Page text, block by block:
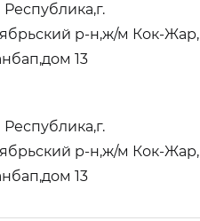
р-н,ж/м Кок-Жар,
13
р-н,ж/м Кок-Жар,
13